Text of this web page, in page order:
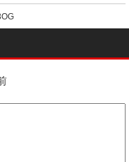
8 1
実を。